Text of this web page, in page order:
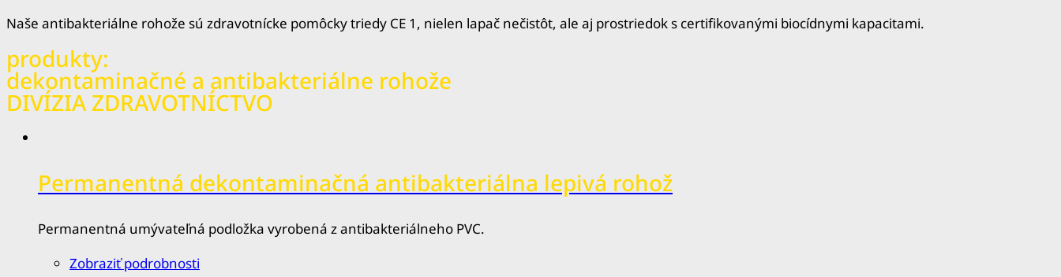
produkty:
dekontaminačné a antibakteriálne rohože
DIVÍZIA ZDRAVOTNÍCTVO
Permanentná dekontaminačná antibakteriálna lepivá rohož